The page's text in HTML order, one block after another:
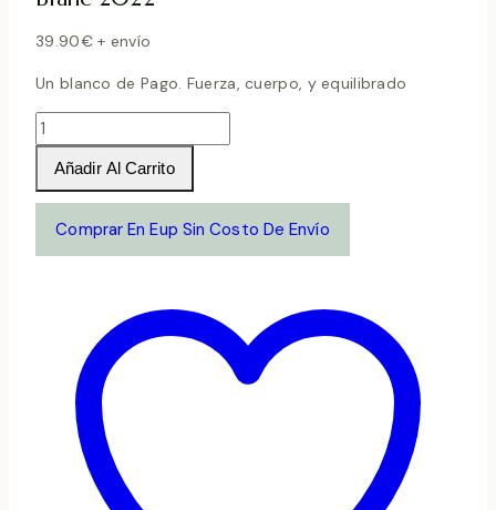
39.90€ + envío
Un blanco de Pago. Fuerza, cuerpo, y equilibrado
Abadia
Retuerta
LeDomaine
Sauvignon
Blanc
2022
Añadir Al Carrito
Comprar En Eup Sin Costo De Envío